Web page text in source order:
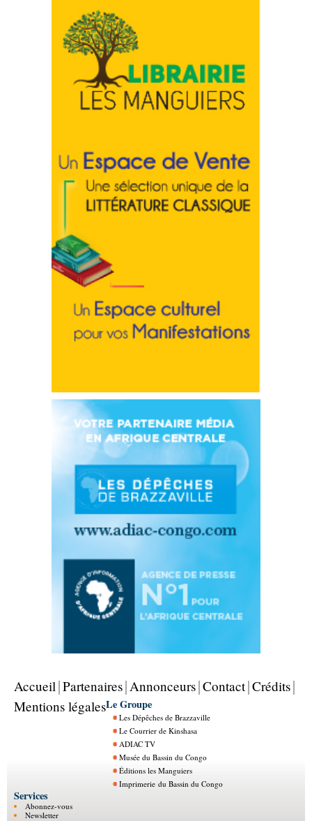
Accueil Partenaires Annonceurs Contact Crédits
Mentions légalesLe Groupe
Les Dépêches de Brazzaville
Le Courrier de Kinshasa
ADIAC TV
Musée du Bassin du Congo
Éditions les Manguiers
Imprimerie du Bassin du Congo
Services
Abonnez-vous
Newsletter